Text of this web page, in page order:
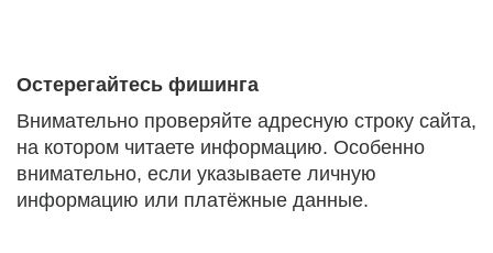
Остерегайтесь фишинга
Внимательно проверяйте адресную строку сайта,
на котором читаете информацию. Особенно
внимательно, если указываете личную
информацию или платёжные данные.